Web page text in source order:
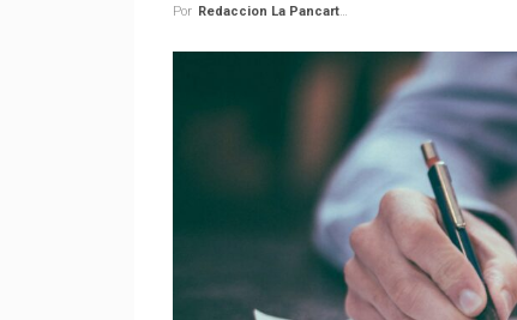
Por Redaccion La Pancarta De Quintana Roo